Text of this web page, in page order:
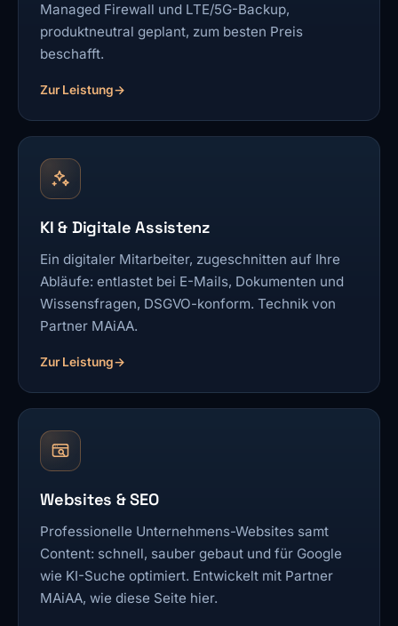
Managed Firewall und LTE/5G-Backup,
produktneutral geplant, zum besten Preis
beschafft.
Zur Leistung
KI & Digitale Assistenz
Ein digitaler Mitarbeiter, zugeschnitten auf Ihre
Abläufe: entlastet bei E-Mails, Dokumenten und
Wissensfragen, DSGVO-konform. Technik von
Partner MAiAA.
Zur Leistung
Websites & SEO
Professionelle Unternehmens-Websites samt
Content: schnell, sauber gebaut und für Google
wie KI-Suche optimiert. Entwickelt mit Partner
MAiAA, wie diese Seite hier.